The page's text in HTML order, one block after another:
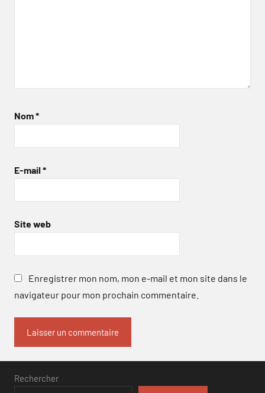
Nom*
E-mail *
Site web
Enregistrer mon nom, mon e-mail et mon site dans le
navigateur pour mon prochain commentaire.
Rechercher